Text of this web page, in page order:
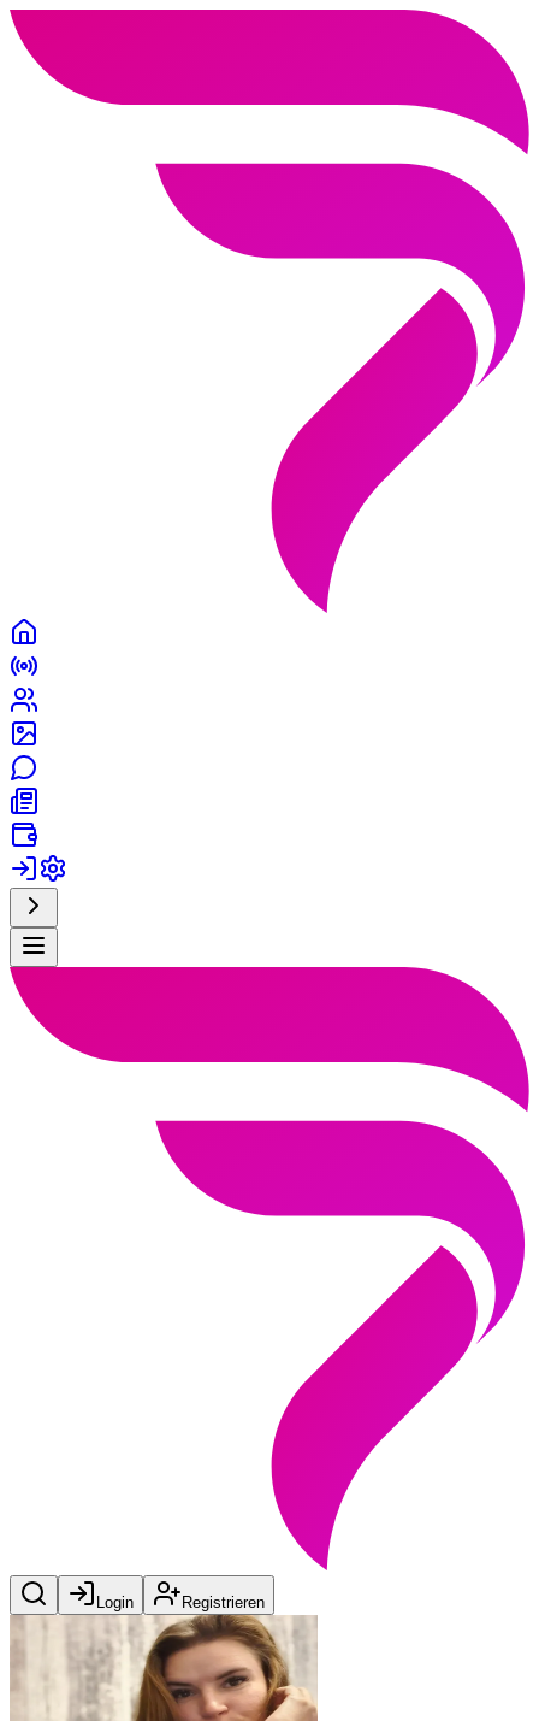
Login Registrieren